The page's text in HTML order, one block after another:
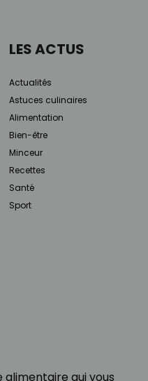
alimentaire qui vous
LES ACTUS
Actualités
Astuces culinaires
Alimentation
Bien-être
Minceur
Recettes
Santé
Sport